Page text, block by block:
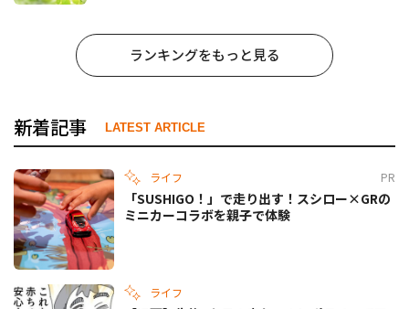
ランキングをもっと見る
新着記事 LATEST ARTICLE
ライフ PR
「SUSHIGO！」で走り出す！スシロー×GRの
ミニカーコラボを親子で体験
ライフ